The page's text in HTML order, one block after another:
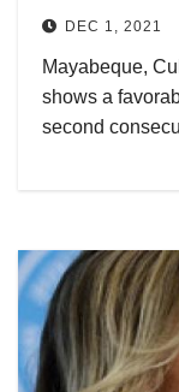
DEC 1, 2021
Mayabeque,
shows a
second